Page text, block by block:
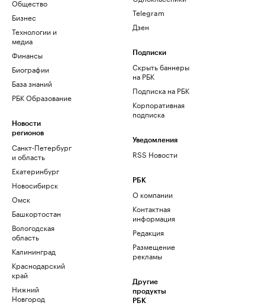
Общество
Бизнес
Технологии и
медиа
Финансы
Биографии
База знаний
РБК Образование
Новости
регионов
Санкт-Петербург
и область
Екатеринбург
Новосибирск
Омск
Башкортостан
Вологодская
область
Калининград
Краснодарский
край
Нижний
Новгород
Telegram
Дзен
Подписки
Скрыть баннеры
на РБК
Подписка на РБК
Корпоративная
подписка
Уведомления
RSS Новости
РБК
О компании
Контактная
информация
Редакция
Размещение
рекламы
Другие
продукты
РБК